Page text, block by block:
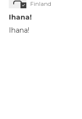
Finland
Ihana!
Ihana!